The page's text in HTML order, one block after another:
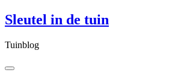
Skip
to
Sleutel in de tuin
Tuinblog